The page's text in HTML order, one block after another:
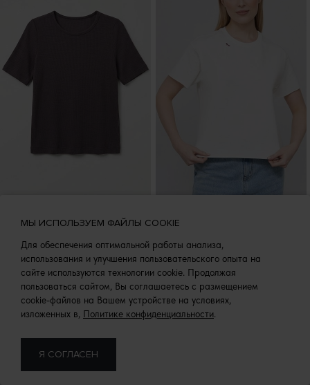
Футболка базовая в
3 997 Р. 1 599 Р.
Футболка из хлопка с
2 300 Р.
МЫ ИСПОЛЬЗУЕМ ФАЙЛЫ COOKIE
Для обеспечения оптимальной работы анализа,
использования и улучшения пользовательского опыта на
сайте используются технологии cookie. Продолжая
пользоваться сайтом, Вы соглашаетесь с размещением
cookie-файлов на Вашем устройстве на условиях,
изложенных в, Политике конфиденциальности.
Я СОГЛАСЕН